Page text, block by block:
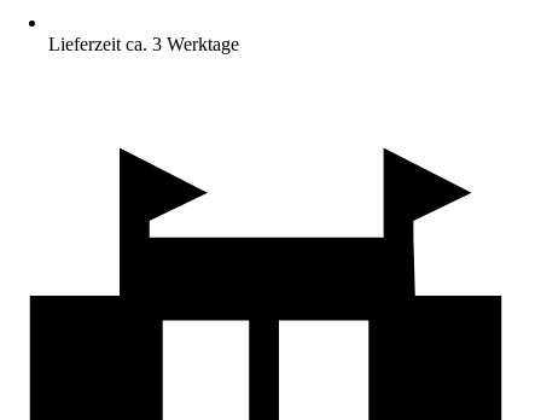
Lieferzeit ca. 3 Werktage